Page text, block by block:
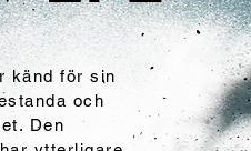
känd för sin
och
Den